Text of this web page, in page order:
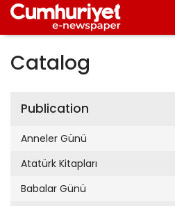
Catalog
Publication
Anneler Günü
Atatürk Kitapları
Babalar Günü